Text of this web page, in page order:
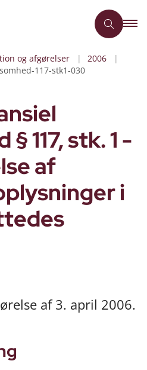
og afgørelser
2006
117-stk1-030
117, stk. 1 -
af
i
af 3. april 2006.